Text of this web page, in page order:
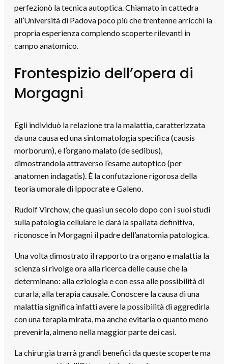
perfezionò la tecnica autoptica. Chiamato in cattedra
all’Università di Padova poco più che trentenne arricchì la
propria esperienza compiendo scoperte rilevanti in
campo anatomico.
Frontespizio dell’opera di
Morgagni
Egli individuò la relazione tra la malattia, caratterizzata
da una causa ed una sintomatologia specifica (causis
morborum), e l’organo malato (de sedibus),
dimostrandola attraverso l’esame autoptico (per
anatomen indagatis). È la confutazione rigorosa della
teoria umorale di Ippocrate e Galeno.
Rudolf Virchow, che quasi un secolo dopo con i suoi studi
sulla patologia cellulare le darà la spallata definitiva,
riconosce in Morgagni il padre dell’anatomia patologica.
Una volta dimostrato il rapporto tra organo e malattia la
scienza si rivolge ora alla ricerca delle cause che la
determinano: alla eziologia e con essa alle possibilità di
curarla, alla terapia causale. Conoscere la causa di una
malattia significa infatti avere la possibilità di aggredirla
con una terapia mirata, ma anche evitarla o quanto meno
prevenirla, almeno nella maggior parte dei casi.
La chirurgia trarrà grandi benefici da queste scoperte ma